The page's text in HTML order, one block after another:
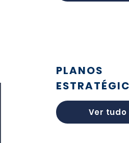
PLANOS
Ver tudo